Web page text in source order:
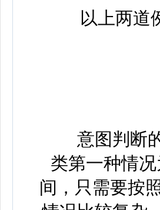
以上两道例
意图判断的
类第一种情
间，只需要按